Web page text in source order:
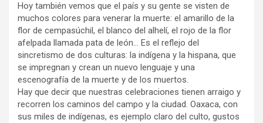
Hoy también vemos que el país y su gente se visten de
muchos colores para venerar la muerte: el amarillo de la
flor de cempasúchil, el blanco del alhelí, el rojo de la flor
afelpada llamada pata de león… Es el reflejo del
sincretismo de dos culturas: la indígena y la hispana, que
se impregnan y crean un nuevo lenguaje y una
escenografía de la muerte y de los muertos.
Hay que decir que nuestras celebraciones tienen arraigo y
recorren los caminos del campo y la ciudad. Oaxaca, con
sus miles de indígenas, es ejemplo claro del culto, gustos